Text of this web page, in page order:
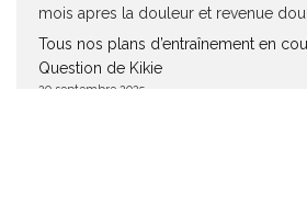
mois apres la douleur et revenue
Tous nos plans d’entraînement en
Question de Kikie
20 septembre 2025